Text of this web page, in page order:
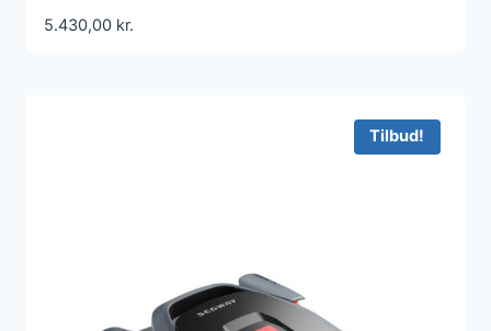
5.430,00 kr.
Tilbud!